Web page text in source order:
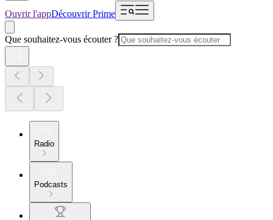
Ouvrir l'appDécouvrir Prime
Que souhaitez-vous écouter ?
Radio
Podcasts